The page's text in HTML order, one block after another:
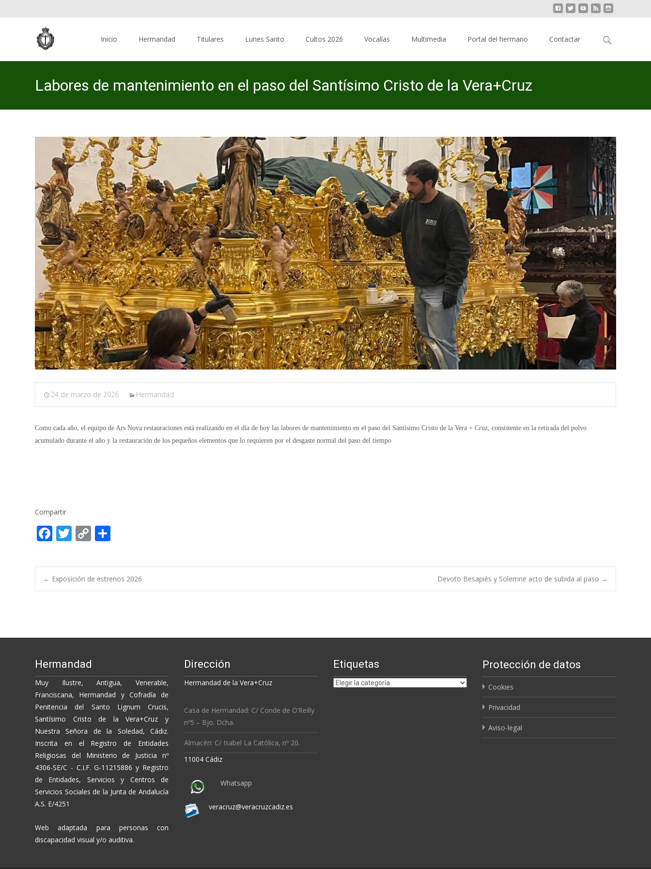
Inicio Hermandad Titulares Lunes Santo Cultos 2026 Vocalías Multimedia Portal del hermano Contactar Buscar:
Labores de mantenimiento en el paso del Santísimo Cristo de la Vera+Cruz
24 de marzo de 2026 Hermandad
Como cada año, el equipo de Ars Nova restauraciones está realizando en el día de hoy las labores de mantenimiento en el paso del Santísimo Cristo de la Vera + Cruz, consistente en la retirada del polvo
acumulado durante el año y la restauración de los pequeños elementos que lo requieren por el desgaste normal del paso del tiempo
Compartir
F
e
b
o
T
itt
er
C
p
y
Li
m
p
ar
Post
← Exposición de estrenos 2026 Devoto Besapiés y Solemne acto de subida al paso →
Hermandad
Muy Ilustre, Antigua, Venerable,
Franciscana, Hermandad y Cofradía de
Penitencia del Santo Lignum Crucis,
Santísimo Cristo de la Vera+Cruz y
Nuestra Señora de la Soledad, Cádiz.
Inscrita en el Registro de Entidades
Religiosas del Ministerio de Justicia nº
4306-SE/C - C.I.F. G-11215886 y Registro
de Entidades, Servicios y Centros de
Servicios Sociales de la Junta de Andalucía
A.S. E/4251
Web adaptada para personas con
discapacidad visual y/o auditiva.
Dirección
Hermandad de la Vera+Cruz
Casa de Hermandad: C/ Conde de O’Reilly
nº5 – Bjo. Dcha.
Almacén: C/ Isabel La Católica, nº 20.
11004 Cádiz
Whatsapp
veracruz@veracruzcadiz.es
Etiquetas
Etiquetas
Protección de datos
Cookies
Privacidad
Aviso-legal